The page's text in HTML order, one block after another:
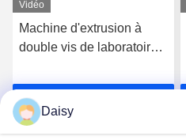
Vidéo
Machine d'extrusion à
double vis de laboratoire
Daisy